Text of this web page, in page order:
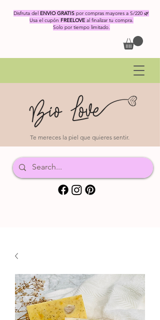
Te mereces la piel que quieres sentir.
Disfruta del ENVIO GRATIS por compras mayores a S/220 🌿
Usa el cupón FREELOVEal finalizar tu compra.
Solo por tiempo limitado.